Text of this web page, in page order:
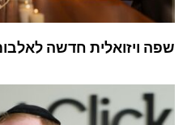
שפה ויזואלית חדשה